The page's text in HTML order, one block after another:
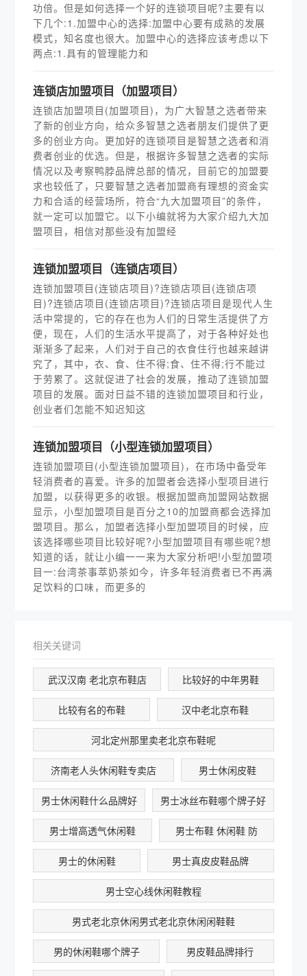
功倍。但是如何选择一个好的连锁项目呢?主要有以
下几个:1.加盟中心的选择:加盟中心要有成熟的发展
模式，知名度也很大。加盟中心的选择应该考虑以下
两点:1.具有的管理能力和
连锁店加盟项目（加盟项目）
连锁店加盟项目(加盟项目)，为广大智慧之选者带来
了新的创业方向，给众多智慧之选者朋友们提供了更
多的创业方向。更加好的连锁项目是智慧之选者和消
费者创业的优选。但是，根据许多智慧之选者的实际
情况以及考察鸭脖品牌总部的情况，目前它的加盟要
求也较低了，只要智慧之选者加盟商有理想的资金实
力和合适的经营场所，符合“九大加盟项目”的条件，
就一定可以加盟它。以下小编就将为大家介绍九大加
盟项目，相信对那些没有加盟经
连锁加盟项目（连锁店项目）
连锁加盟项目(连锁店项目)?连锁店项目(连锁店项
目)?连锁店项目(连锁店项目)?连锁店项目是现代人生
活中常提的，它的存在也为人们的日常生活提供了方
便，现在，人们的生活水平提高了，对于各种好处也
渐渐多了起来，人们对于自己的衣食住行也越来越讲
究了，其中，衣、食、住不得;食、住不得;行不能过
于劳累了。这就促进了社会的发展，推动了连锁加盟
项目的发展。面对日益不错的连锁加盟项目和行业，
创业者们怎能不知迟知这
连锁加盟项目（小型连锁加盟项目）
连锁加盟项目(小型连锁加盟项目)，在市场中备受年
轻消费者的喜爱。许多的加盟者会选择小型项目进行
加盟，以获得更多的收银。根据加盟商加盟网站数据
显示，小型加盟项目是百分之10的加盟商都会选择加
盟项目。那么，加盟者选择小型加盟项目的时候，应
该选择哪些项目比较好呢?小型加盟项目有哪些呢?想
知道的话，就让小编一一来为大家分析吧!小型加盟项
目一:台湾茶事萃奶茶如今，许多年轻消费者已不再满
足饮料的口味，而更多的
相关关键词
武汉汉南 老北京布鞋店 比较好的中年男鞋
比较有名的布鞋 汉中老北京布鞋
河北定州那里卖老北京布鞋呢
济南老人头休闲鞋专卖店 男士休闲皮鞋
男士休闲鞋什么品牌好 男士冰丝布鞋哪个牌子好
男士增高透气休闲鞋 男士布鞋 休闲鞋 防
男士的休闲鞋 男士真皮皮鞋品牌
男士空心线休闲鞋教程
男式老北京休闲男式老北京休闲闲鞋鞋
男的休闲鞋哪个牌子 男皮鞋品牌排行